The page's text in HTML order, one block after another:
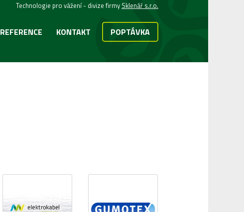
Technologie pro vážení - divize firmy Sklenář s.r.o.
REFERENCE KONTAKT POPTÁVKA